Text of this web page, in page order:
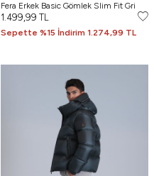
Fera Erkek Basic Gömlek Slim Fit Gri
1.499,99 TL
Sepette %15 İndirim 1.274,99 TL